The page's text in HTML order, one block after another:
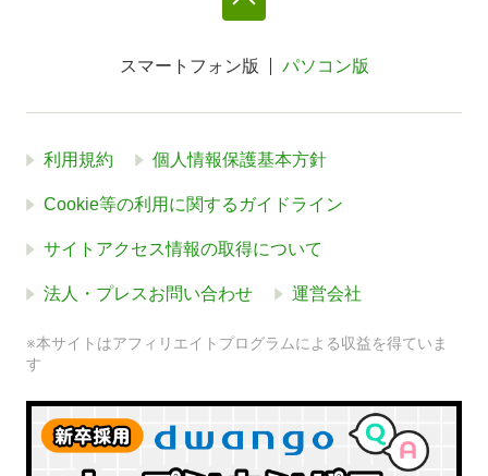
スマートフォン版 パソコン版
利用規約 個人情報保護基本方針
Cookie等の利用に関するガイドライン
サイトアクセス情報の取得について
法人・プレスお問い合わせ 運営会社
※本サイトはアフィリエイトプログラムによる収益を得ていま
す